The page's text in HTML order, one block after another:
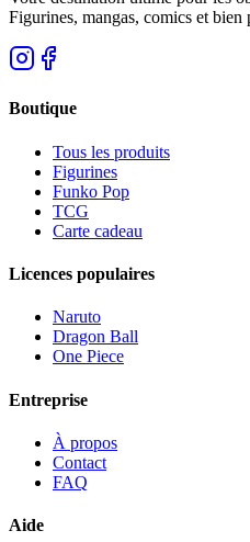
Figurines, mangas, comics et bien
Boutique
Tous les produits
Figurines
Funko Pop
TCG
Carte cadeau
Licences populaires
Naruto
Dragon Ball
One Piece
Entreprise
À propos
Contact
FAQ
Aide